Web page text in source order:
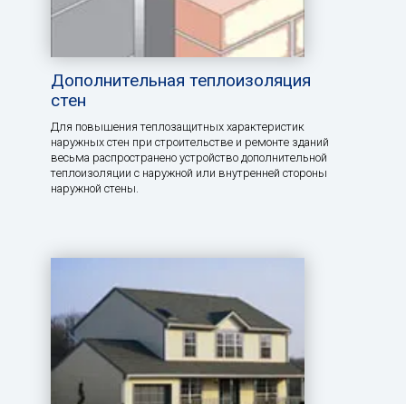
Дополнительная теплоизоляция
стен
Для повышения теплозащитных характеристик
наружных стен при строительстве и ремонте зданий
весьма распространено устройство дополнительной
теплоизоляции с наружной или внутренней стороны
наружной стены.